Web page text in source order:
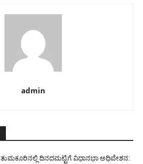
admin
ತುಮಕೂರಿನಲ್ಲಿ ದಿನದಮಟ್ಟಿಗೆ ವಿಧಾನಭಾ ಅಧಿವೇಶನ: